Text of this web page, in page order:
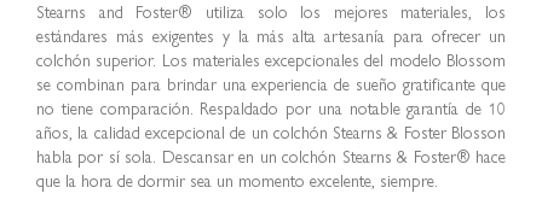
Stearns and Foster® utiliza solo los mejores materiales, los
estándares más exigentes y la más alta artesanía para ofrecer un
colchón superior. Los materiales excepcionales del modelo Blossom
se combinan para brindar una experiencia de sueño gratificante que
no tiene comparación. Respaldado por una notable garantía de 10
años, la calidad excepcional de un colchón Stearns & Foster Blosson
habla por sí sola. Descansar en un colchón Stearns & Foster® hace
que la hora de dormir sea un momento excelente, siempre.